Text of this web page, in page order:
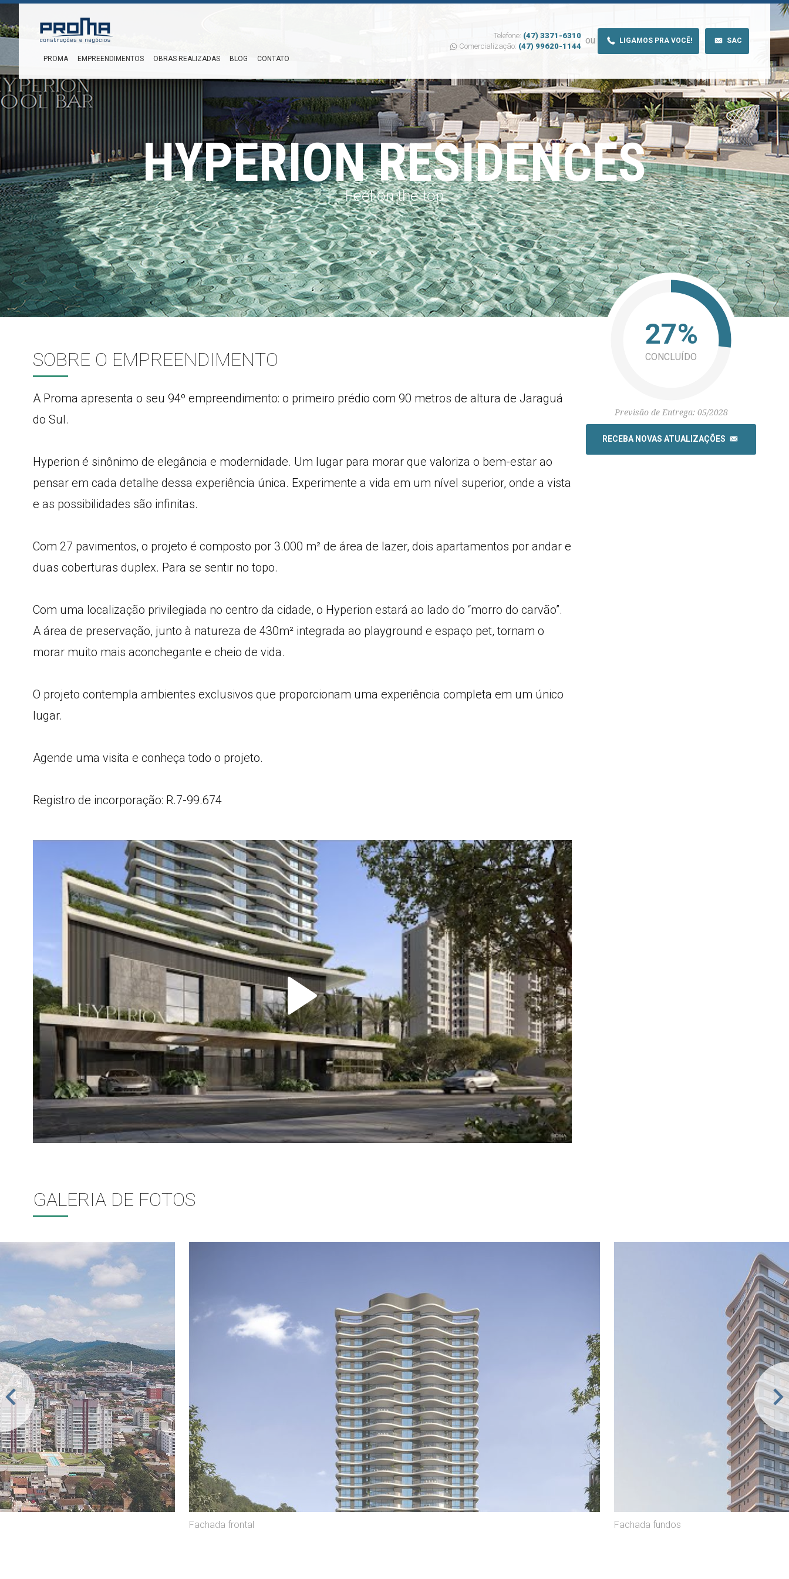
Telefone: (47) 3371-6310
Comercialização: (47) 99620-1144
ou LIGAMOS PRA VOCÊ! SAC
PROMA EMPREENDIMENTOS OBRAS REALIZADAS BLOG CONTATO
HYPERION RESIDENCES
Feel on the top
27%
CONCLUÍDO
Previsão de Entrega: 05/2028
RECEBA NOVAS ATUALIZAÇÕES
SOBRE O EMPREENDIMENTO
A Proma apresenta o seu 94º empreendimento: o primeiro prédio com 90 metros de altura de Jaraguá
do Sul.
Hyperion é sinônimo de elegância e modernidade. Um lugar para morar que valoriza o bem-estar ao
pensar em cada detalhe dessa experiência única. Experimente a vida em um nível superior, onde a vista
e as possibilidades são infinitas.
Com 27 pavimentos, o projeto é composto por 3.000 m² de área de lazer, dois apartamentos por andar e
duas coberturas duplex. Para se sentir no topo.
Com uma localização privilegiada no centro da cidade, o Hyperion estará ao lado do “morro do carvão”.
A área de preservação, junto à natureza de 430m² integrada ao playground e espaço pet, tornam o
morar muito mais aconchegante e cheio de vida.
O projeto contempla ambientes exclusivos que proporcionam uma experiência completa em um único
lugar.
Agende uma visita e conheça todo o projeto.
Registro de incorporação: R.7-99.674
GALERIA DE FOTOS
Fachada frontal Fachada fundos